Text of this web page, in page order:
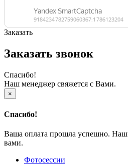
Заказать
Заказать звонок
Спасибо!
Наш менеджер свяжется с Вами.
×
Спасибо!
Ваша оплата прошла успешно. Наш
вами.
Фотосессии